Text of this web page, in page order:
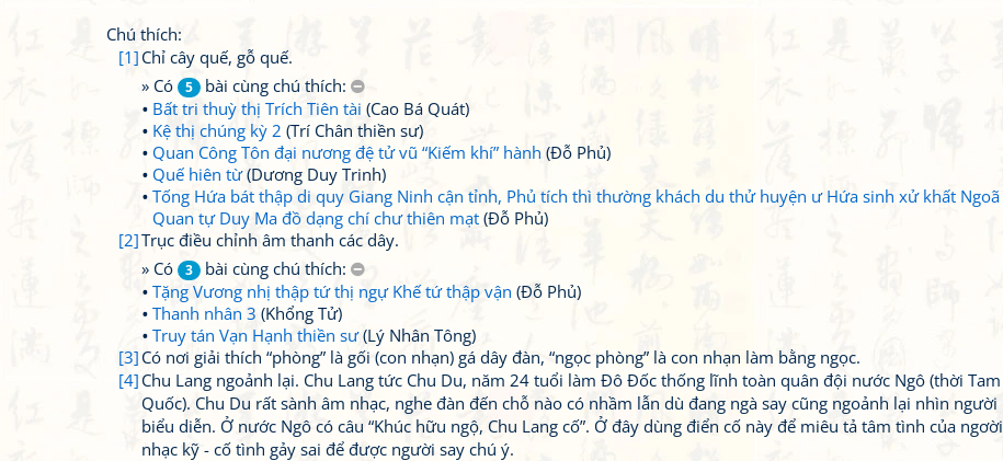
Chú thích:
[1] Chỉ cây quế, gỗ quế.
» Có
5
bài cùng chú thích:
Bất tri thuỳ thị Trích Tiên tài (Cao Bá Quát)
Kệ thị chúng kỳ 2 (Trí Chân thiền sư)
Quan Công Tôn đại nương đệ tử vũ “Kiếm khí” hành (Đỗ Phủ)
Quế hiên từ(Dương Duy Trinh)
Tống Hứa bát thập di quy Giang Ninh cận tỉnh, Phủ tích thì thường khách du thử huyện ư Hứa sinh xử khất Ngoã
Quan tự Duy Ma đồ dạng chí chư thiên mạt (Đỗ Phủ)
[2]Trục điều chỉnh âm thanh các dây.
» Có
3
bài cùng chú thích:
Tặng Vương nhị thập tứ thị ngự Khế tứ thập vận (Đỗ Phủ)
Thanh nhân 3 (Khổng Tử)
Truy tán Vạn Hạnh thiền sư(Lý Nhân Tông)
[3] Có nơi giải thích “phòng” là gối (con nhạn) gá dây đàn, “ngọc phòng” là con nhạn làm bằng ngọc.
[4] Chu Lang ngoảnh lại. Chu Lang tức Chu Du, năm 24 tuổi làm Đô Đốc thống lĩnh toàn quân đội nước Ngô (thời Tam
Quốc). Chu Du rất sành âm nhạc, nghe đàn đến chỗ nào có nhầm lẫn dù đang ngà say cũng ngoảnh lại nhìn người
biểu diễn. Ở nước Ngô có câu “Khúc hữu ngộ, Chu Lang cố”. Ở đây dùng điển cố này để miêu tả tâm tình của ngơời
nhạc kỹ - cố tình gảy sai để được người say chú ý.